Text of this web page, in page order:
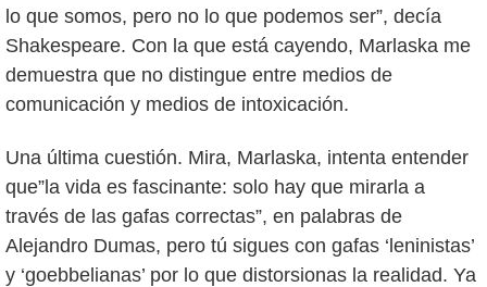
lo que somos, pero no lo que podemos ser”, decía
Shakespeare. Con la que está cayendo, Marlaska me
demuestra que no distingue entre medios de
comunicación y medios de intoxicación.
Una última cuestión. Mira, Marlaska, intenta entender
que”la vida es fascinante: solo hay que mirarla a
través de las gafas correctas”, en palabras de
Alejandro Dumas, pero tú sigues con gafas ‘leninistas’
y ‘goebbelianas’ por lo que distorsionas la realidad. Ya